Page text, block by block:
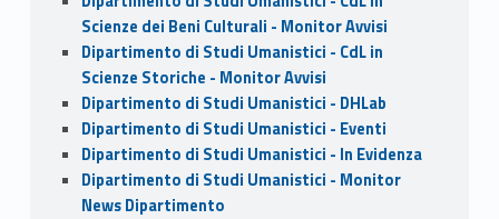
Scienze dei Beni Culturali - Monitor Avvisi
Dipartimento di Studi Umanistici - CdL in
Scienze Storiche - Monitor Avvisi
Dipartimento di Studi Umanistici - DHLab
Dipartimento di Studi Umanistici - Eventi
Dipartimento di Studi Umanistici - In Evidenza
Dipartimento di Studi Umanistici - Monitor
News Dipartimento